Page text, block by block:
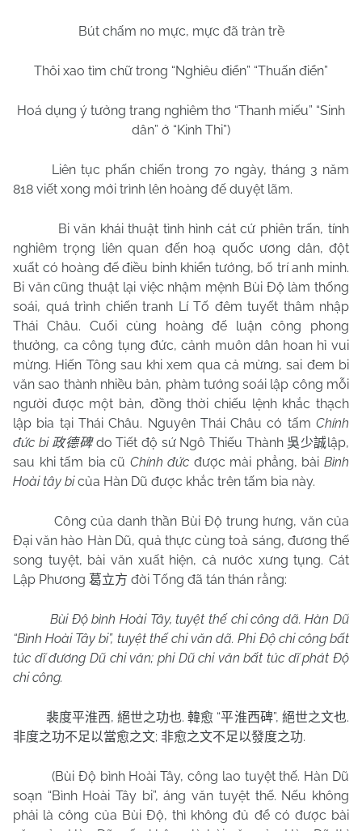
Bút chấm no mực, mực đã tràn trề
Thôi xao tìm chữ trong “Nghiêu điển” “Thuấn điển”
Hoá dụng ý tưởng trang nghiêm thơ “Thanh miếu” “Sinh
dân” ở “Kinh Thi”)
Liên tục phấn chiến trong 70 ngày, tháng 3 năm
818 viết xong mới trình lên hoàng đế duyệt lãm.
Bi văn khái thuật tình hình cát cứ phiên trấn, tính
nghiêm trọng liên quan đến hoạ quốc ương dân, đột
xuất có hoàng đế điều binh khiển tướng, bố trí anh minh.
Bi văn cũng thuật lại việc nhậm mệnh Bùi Độ làm thống
soái, quá trình chiến tranh Lí Tố đêm tuyết thâm nhập
Thái Châu. Cuối cùng hoàng đế luận công phong
thưởng, ca công tụng đức, cảnh muôn dân hoan hỉ vui
mừng. Hiến Tông sau khi xem qua cả mừng, sai đem bi
văn sao thành nhiều bản, phàm tướng soái lập công mỗi
người được một bản, đồng thời chiếu lệnh khắc thạch
lập bia tại Thái Châu. Nguyên Thái Châu có tấm Chính
đức bi政德碑do Tiết độ sứ Ngô Thiếu Thành 吳少誠lập,
sau khi tấm bia cũ Chính đức được mài phẳng, bàiBình
Hoài tây bicủa Hàn Dũ được khắc trên tấm bia này.
Công của danh thần Bùi Độ trung hưng, văn của
Đại văn hào Hàn Dũ, quả thực cùng toả sáng, đương thế
song tuyệt, bài văn xuất hiện, cả nước xưng tụng. Cát
Lập Phương 葛立方 đời Tống đã tán thán rằng:
Bùi Độ bình Hoài Tây, tuyệt thế chi công dã. Hàn Dũ
“Bình Hoài Tây bi”, tuyệt thế chi văn dã. Phi Độ chi công bất
túc dĩ đương Dũ chi văn; phi Dũ chi văn bất túc dĩ phát Độ
chi công.
裴度平淮西, 絕世之功也.韓愈 “平淮西碑”, 絕世之文也.
非度之功不足以當愈之文; 非愈之文不足以發度之功.
(Bùi Độ bình Hoài Tây, công lao tuyệt thế. Hàn Dũ
soạn “Bình Hoài Tây bi”, áng văn tuyệt thế. Nếu không
phải là công của Bùi Độ, thì không đủ để có được bài